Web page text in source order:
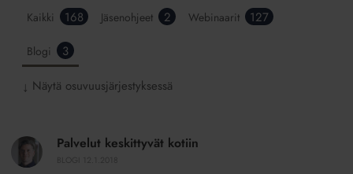
Hakutulokset
palvelusta
Kaikki 168 Jäsenohjeet 2 Webinaarit 127
Blogi 3
↓ Näytä osuvuusjärjestyksessä
keskittyvät
Palvelut keskittyvät kotiin